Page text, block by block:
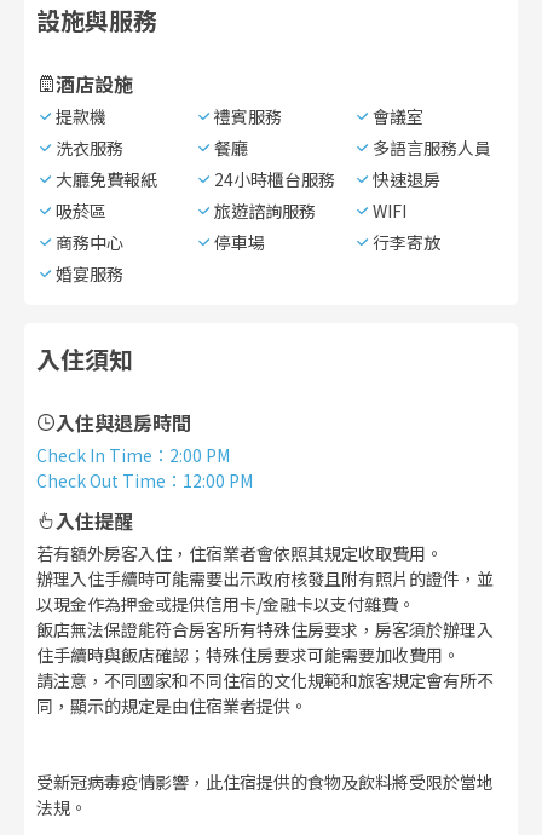
設施與服務
酒店設施
提款機 禮賓服務
會議室
洗衣服務
餐廳
多語言服務人員
大廳免費報紙
24小時櫃台服務
快速退房
吸菸區
旅遊諮詢服務
WIFI
商務中心
停車場
行李寄放
婚宴服務
入住須知
入住與退房時間
Check In Time ： 2:00 PM
Check Out Time ： 12:00 PM
入住提醒
若有額外房客入住，住宿業者會依照其規定收取費用。
辦理入住手續時可能需要出示政府核發且附有照片的證件，並
以現金作為押金或提供信用卡/金融卡以支付雜費。
飯店無法保證能符合房客所有特殊住房要求，房客須於辦理入
住手續時與飯店確認；特殊住房要求可能需要加收費用。
請注意，不同國家和不同住宿的文化規範和旅客規定會有所不
同，顯示的規定是由住宿業者提供。
受新冠病毒疫情影響，此住宿提供的食物及飲料將受限於當地
法規。